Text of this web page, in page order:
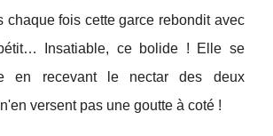
chaque fois cette garce rebondit avec
Insatiable, ce bolide ! Elle se
en recevant le nectar des deux
versent pas une goutte à coté !